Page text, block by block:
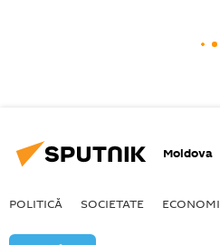
Moldova
POLITICĂ SOCIETATE